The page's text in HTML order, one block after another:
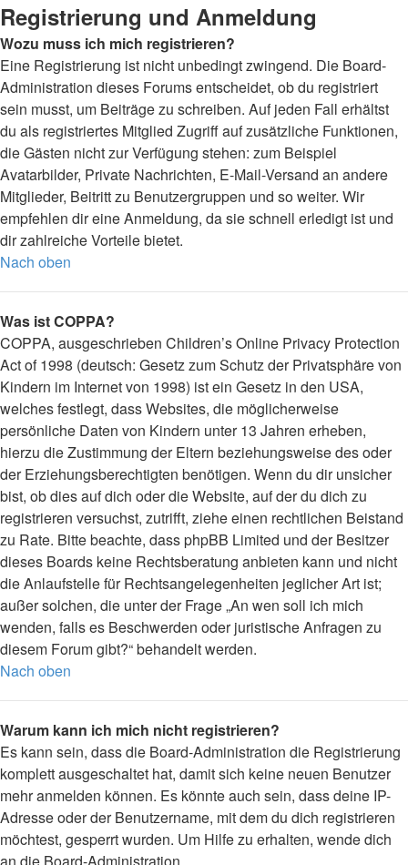
Registrierung und Anmeldung
Wozu muss ich mich registrieren?
Eine Registrierung ist nicht unbedingt zwingend. Die Board-
Administration dieses Forums entscheidet, ob du registriert
sein musst, um Beiträge zu schreiben. Auf jeden Fall erhältst
du als registriertes Mitglied Zugriff auf zusätzliche Funktionen,
die Gästen nicht zur Verfügung stehen: zum Beispiel
Avatarbilder, Private Nachrichten, E-Mail-Versand an andere
Mitglieder, Beitritt zu Benutzergruppen und so weiter. Wir
empfehlen dir eine Anmeldung, da sie schnell erledigt ist und
dir zahlreiche Vorteile bietet.
Nach oben
Was ist COPPA?
COPPA, ausgeschrieben Children’s Online Privacy Protection
Act of 1998 (deutsch: Gesetz zum Schutz der Privatsphäre von
Kindern im Internet von 1998) ist ein Gesetz in den USA,
welches festlegt, dass Websites, die möglicherweise
persönliche Daten von Kindern unter 13 Jahren erheben,
hierzu die Zustimmung der Eltern beziehungsweise des oder
der Erziehungsberechtigten benötigen. Wenn du dir unsicher
bist, ob dies auf dich oder die Website, auf der du dich zu
registrieren versuchst, zutrifft, ziehe einen rechtlichen Beistand
zu Rate. Bitte beachte, dass phpBB Limited und der Besitzer
dieses Boards keine Rechtsberatung anbieten kann und nicht
die Anlaufstelle für Rechtsangelegenheiten jeglicher Art ist;
außer solchen, die unter der Frage „An wen soll ich mich
wenden, falls es Beschwerden oder juristische Anfragen zu
diesem Forum gibt?“ behandelt werden.
Nach oben
Warum kann ich mich nicht registrieren?
Es kann sein, dass die Board-Administration die Registrierung
komplett ausgeschaltet hat, damit sich keine neuen Benutzer
mehr anmelden können. Es könnte auch sein, dass deine IP-
Adresse oder der Benutzername, mit dem du dich registrieren
möchtest, gesperrt wurden. Um Hilfe zu erhalten, wende dich